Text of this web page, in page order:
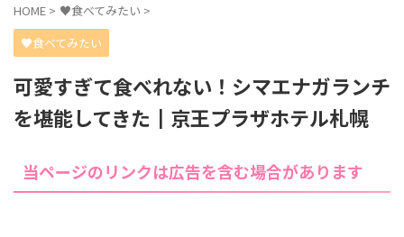
HOME > ♥食べてみたい >
♥食べてみたい
可愛すぎて食べれない！シマエナガランチ
を堪能してきた┃京王プラザホテル札幌
当ページのリンクは広告を含む場合があります